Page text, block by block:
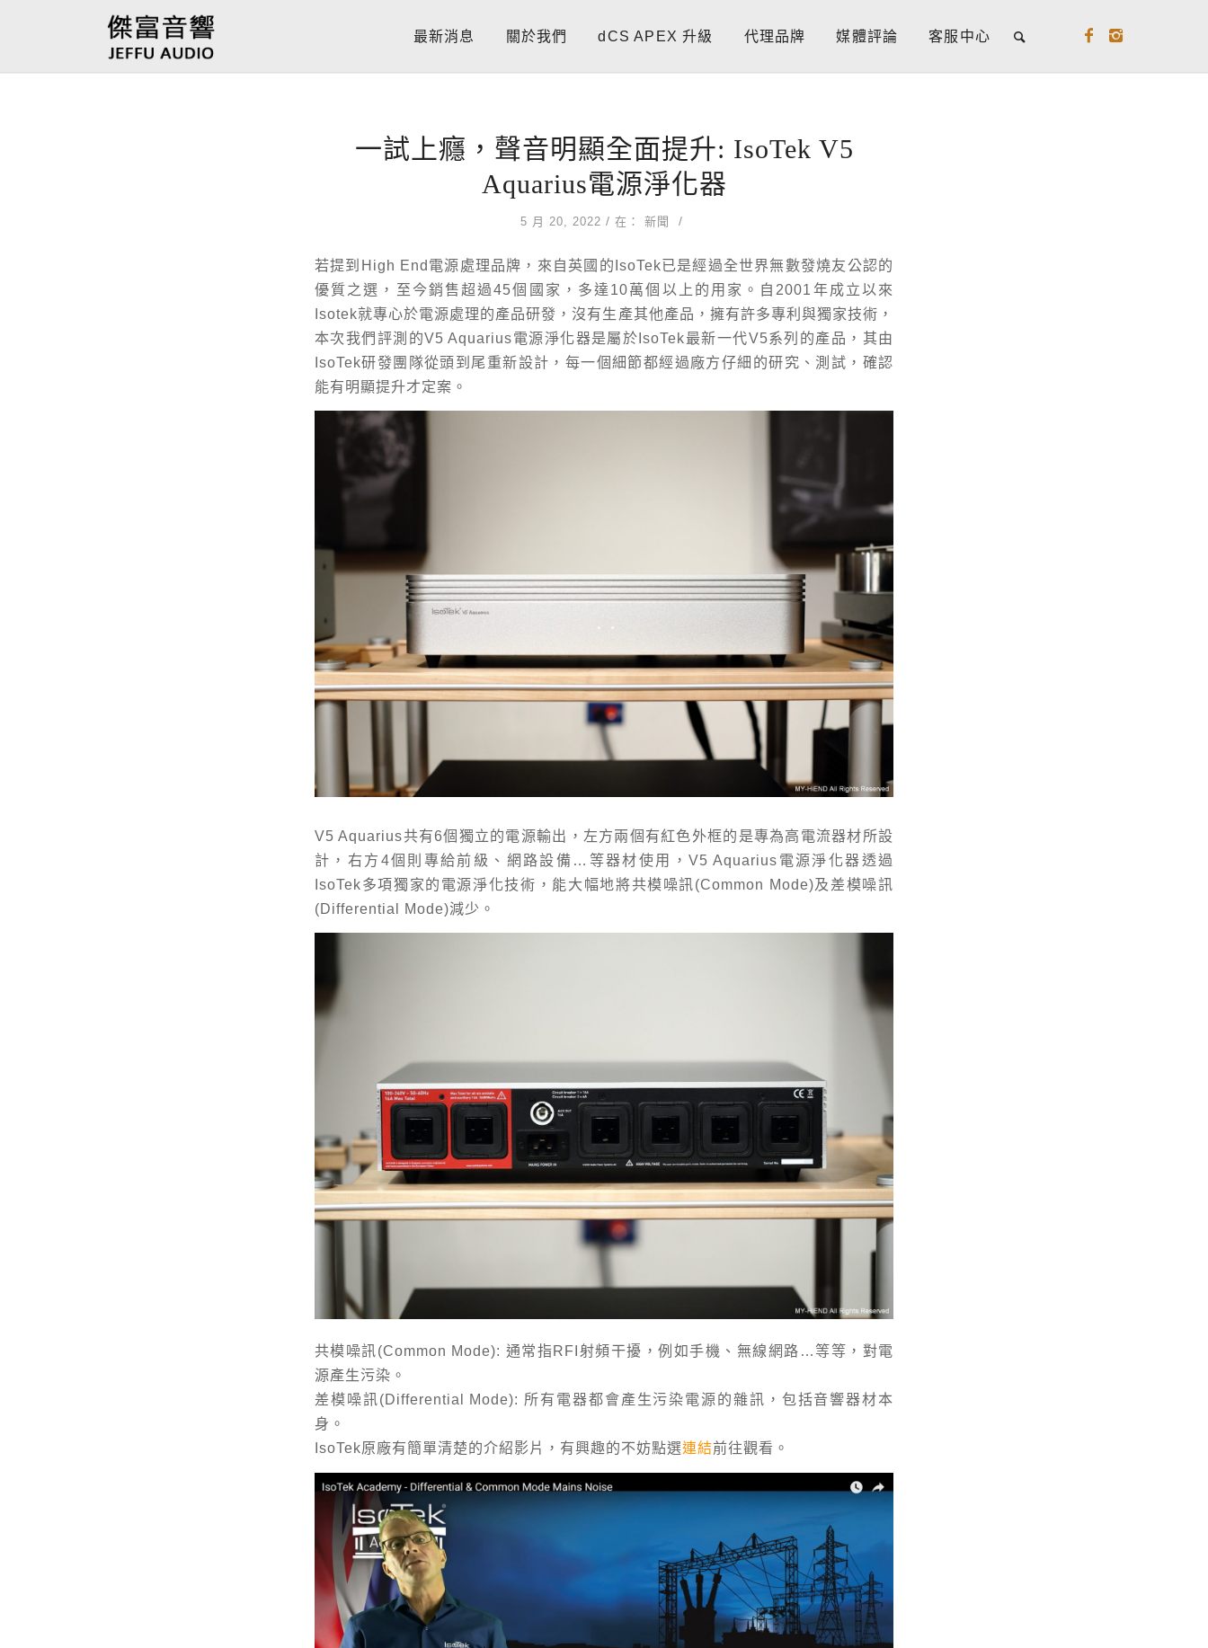
最新消息 關於我們 dCS APEX 升級 代理品牌 媒體評論 客服中心
一試上癮，聲音明顯全面提升: IsoTek V5
Aquarius電源淨化器
5 月 20, 2022 / 在： 新聞 /
若提到High End電源處理品牌，來自英國的IsoTek已是經過全世界無數發燒友公認的
優質之選，至今銷售超過45個國家，多達10萬個以上的用家。自2001年成立以來
Isotek就專心於電源處理的產品研發，沒有生產其他產品，擁有許多專利與獨家技術，
本次我們評測的V5 Aquarius電源淨化器是屬於IsoTek最新一代V5系列的產品，其由
IsoTek研發團隊從頭到尾重新設計，每一個細節都經過廠方仔細的研究、測試，確認
能有明顯提升才定案。
V5 Aquarius共有6個獨立的電源輸出，左方兩個有紅色外框的是專為高電流器材所設
計，右方4個則專給前級、網路設備…等器材使用，V5 Aquarius電源淨化器透過
IsoTek多項獨家的電源淨化技術，能大幅地將共模噪訊(Common Mode)及差模噪訊
(Differential Mode)減少。
共模噪訊(Common Mode): 通常指RFI射頻干擾，例如手機、無線網路…等等，對電
源產生污染。
差模噪訊(Differential Mode): 所有電器都會產生污染電源的雜訊，包括音響器材本
身。
IsoTek原廠有簡單清楚的介紹影片，有興趣的不妨點選連結前往觀看。